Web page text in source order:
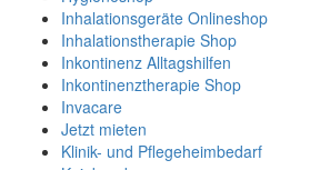
Inhalationsgeräte Onlineshop
Inhalationstherapie Shop
Inkontinenz Alltagshilfen
Inkontinenztherapie Shop
Invacare
Jetzt mieten
Klinik- und Pflegeheimbedarf